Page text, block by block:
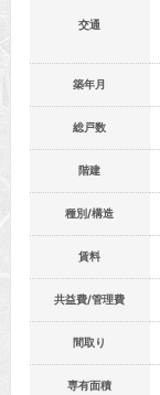
交通
築年月
総戸数
階建
種別/構造
賃料
共益費/管理費
間取り
専有面積